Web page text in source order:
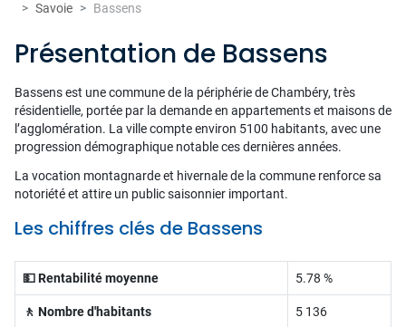
Savoie
Bassens
Présentation de Bassens
Bassens est une commune de la périphérie de Chambéry, très
résidentielle, portée par la demande en appartements et maisons de
l’agglomération. La ville compte environ 5100 habitants, avec une
progression démographique notable ces dernières années.
La vocation montagnarde et hivernale de la commune renforce sa
notoriété et attire un public saisonnier important.
Les chiffres clés de Bassens
💵 Rentabilité moyenne 5.78 %
🚶 Nombre d'habitants 5 136